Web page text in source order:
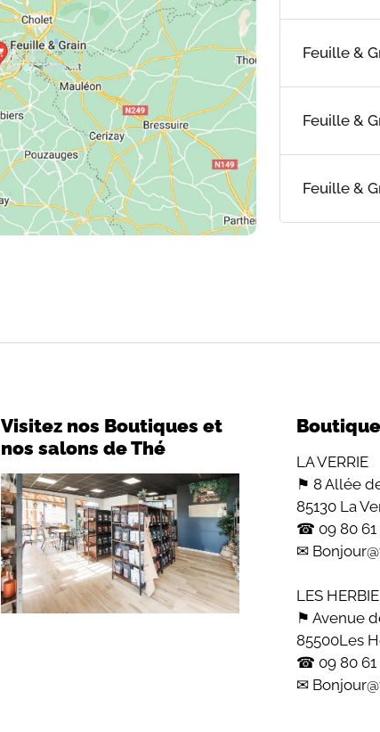
Feuille &
Feuille &
Feuille &
Visitez nos Boutiques et
nos salons de Thé
LA VERRIE
⚑ 8 Allée
85130 La
☎︎ 09 80 61
✉
LES
⚑ Avenue
85500Les
☎︎ 09 80 61
✉